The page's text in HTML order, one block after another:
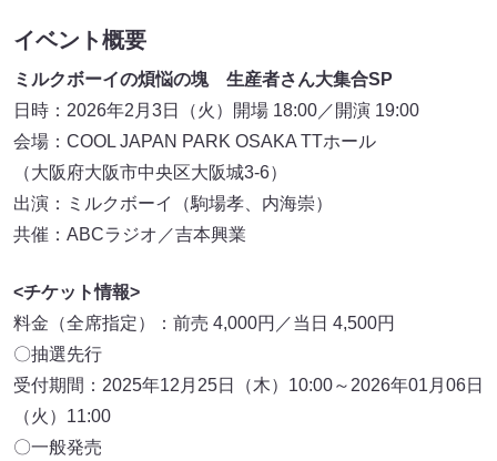
イベント概要
ミルクボーイの煩悩の塊 生産者さん大集合SP
日時：2026年2月3日（火）開場 18:00／開演 19:00
会場：COOL JAPAN PARK OSAKA TTホール
（大阪府大阪市中央区大阪城3-6）
出演：ミルクボーイ（駒場孝、内海崇）
共催：ABCラジオ／吉本興業
<チケット情報>
料金（全席指定）：前売 4,000円／当日 4,500円
〇抽選先行
受付期間：2025年12月25日（木）10:00～2026年01月06日
（火）11:00
〇一般発売